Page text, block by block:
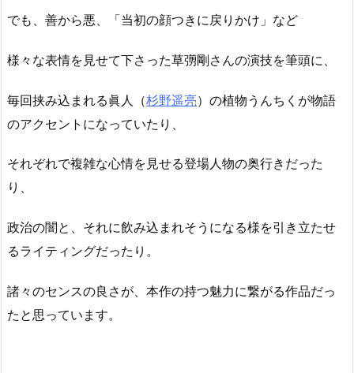
でも、善から悪、「当初の顔つきに戻りかけ」など
様々な表情を見せて下さった草彅剛さんの演技を筆頭に、
毎回挟み込まれる眞人（杉野遥亮）の植物うんちくが物語
のアクセントになっていたり、
それぞれで複雑な心情を見せる登場人物の奥行きだった
り、
政治の闇と、それに飲み込まれそうになる様を引き立たせ
るライティングだったり。
諸々のセンスの良さが、本作の持つ魅力に繋がる作品だっ
たと思っています。